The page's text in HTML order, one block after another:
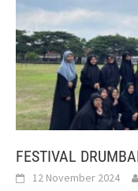
FESTIVAL
12 November 2024